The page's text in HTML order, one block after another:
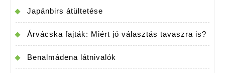
Japánbirs átültetése
Árvácska fajták: Miért jó választás tavaszra is?
Benalmádena látnivalók